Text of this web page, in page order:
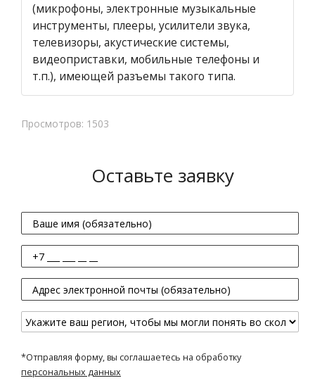
(микрофоны, электронные музыкальные
инструменты, плееры, усилители звука,
телевизоры, акустические системы,
видеоприставки, мобильные телефоны и
т.п.), имеющей разъемы такого типа.
Просмотров: 1503
Оставьте заявку
*Отправляя форму, вы соглашаетесь на обработку
персональных данных